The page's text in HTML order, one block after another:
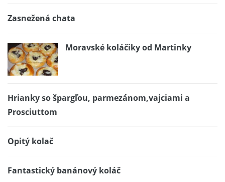
Zasnežená chata
Moravské koláčiky od Martinky
Hrianky so špargľou, parmezánom,vajciami a
Prosciuttom
Opitý kolač
Fantastický banánový koláč